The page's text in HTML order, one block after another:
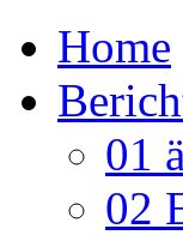
Home
01
02